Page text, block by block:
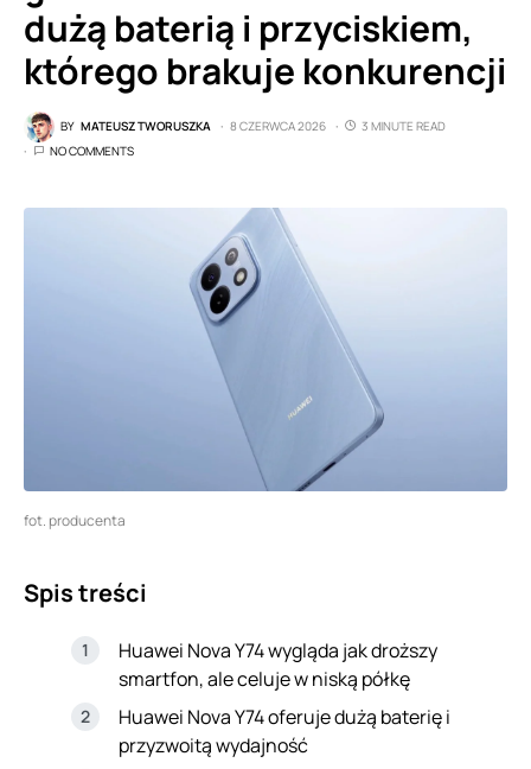
dużą baterią i przyciskiem,
którego brakuje konkurencji
BY MATEUSZ TWORUSZKA 8 CZERWCA 2026
3 MINUTE READ
NO COMMENTS
fot. producenta
Spis treści
Huawei Nova Y74 wygląda jak droższy
smartfon, ale celuje w niską półkę
Huawei Nova Y74 oferuje dużą baterię i
przyzwoitą wydajność